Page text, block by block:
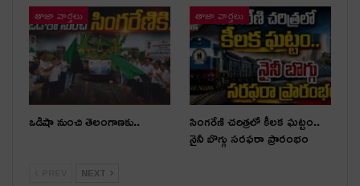
తాజా వార్తలు
ఒడిషా నుంచి తెలంగాణ‌కు..
తాజా వార్తలు
సింగరేణి చరిత్రలో కీలక ఘట్టం..
నైనీ బొగ్గు సరఫరా ప్రారంభం
NEXT